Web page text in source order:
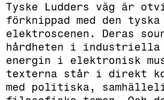
Tyske Ludd­ers väg är
förknippad med den tyska
elektroscenen. Deras
hårdheten i industriella
energin i elektronisk
texterna står i direkt
med politiska,